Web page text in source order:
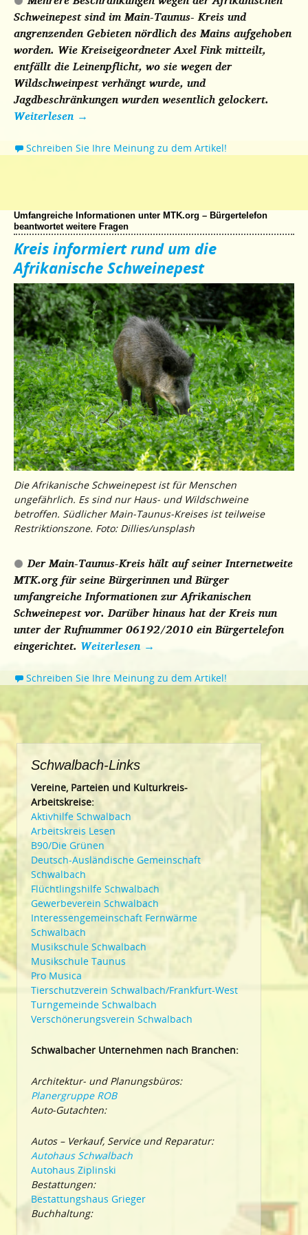
Schweinepest sind im Main-Taunus- Kreis und
angrenzenden Gebieten nördlich des Mains aufgehoben
worden. Wie Kreiseigeordneter Axel Fink mitteilt,
entfällt die Leinenpflicht, wo sie wegen der
Wildschweinpest verhängt wurde, und
Jagdbeschränkungen wurden wesentlich gelockert.
Weiterlesen →
Schreiben Sie Ihre Meinung zu dem Artikel!
Umfangreiche Informationen unter MTK.org – Bürgertelefon
beantwortet weitere Fragen
Kreis informiert rund um die
Afrikanische Schweinepest
Die Afrikanische Schweinepest ist für Menschen
ungefährlich. Es sind nur Haus- und Wildschweine
betroffen. Südlicher Main-Taunus-Kreises ist teilweise
Restriktionszone. Foto: Dillies/unsplash
Der Main-Taunus-Kreis hält auf seiner Internetweite
MTK.org für seine Bürgerinnen und Bürger
umfangreiche Informationen zur Afrikanischen
Schweinepest vor. Darüber hinaus hat der Kreis nun
unter der Rufnummer 06192/2010 ein Bürgertelefon
eingerichtet. Weiterlesen →
Schreiben Sie Ihre Meinung zu dem Artikel!
Schwalbach-Links
Vereine, Parteien und Kulturkreis-
Arbeitskreise:
Aktivhilfe Schwalbach
Arbeitskreis Lesen
B90/Die Grünen
Deutsch-Ausländische Gemeinschaft
Schwalbach
Flüchtlingshilfe Schwalbach
Gewerbeverein Schwalbach
Interessengemeinschaft Fernwärme
Schwalbach
Musikschule Schwalbach
Musikschule Taunus
Pro Musica
Tierschutzverein Schwalbach/Frankfurt-West
Turngemeinde Schwalbach
Verschönerungsverein Schwalbach
Schwalbacher Unternehmen nach Branchen:
Architektur- und Planungsbüros:
Planergruppe ROB
Auto-Gutachten:
Autos – Verkauf, Service und Reparatur:
Autohaus Schwalbach
Autohaus Ziplinski
Bestattungen:
Bestattungshaus Grieger
Buchhaltung: